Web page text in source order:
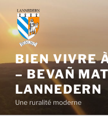
contenu
principal
BIEN VIVRE
– BEVAÑ
LANNEDERN
Une ruralité moderne